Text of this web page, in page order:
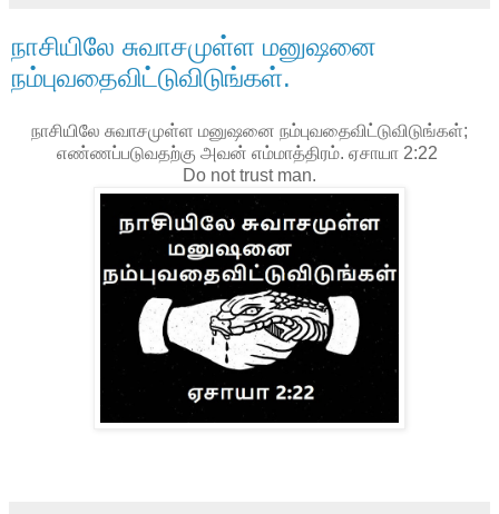
நாசியிலே சுவாசமுள்ள மனுஷனை
நம்புவதைவிட்டுவிடுங்கள்.
நாசியிலே சுவாசமுள்ள மனுஷனை நம்புவதைவிட்டுவிடுங்கள்;
எண்ணப்படுவதற்கு அவன் எம்மாத்திரம். ஏசாயா 2:22
Do not trust man.